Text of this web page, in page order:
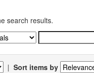
search results.
| Sort items by